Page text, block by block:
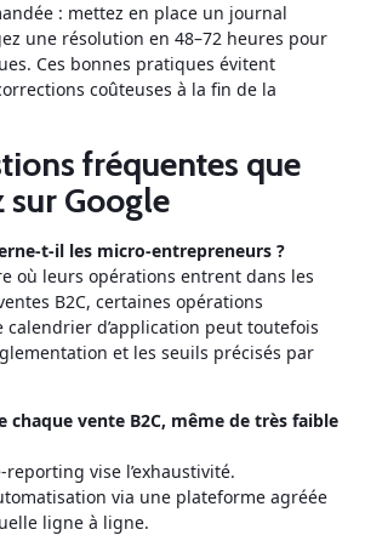
: mettez en place un journal
une résolution en 48–72 heures pour
Ces bonnes pratiques évitent
coûteuses à la fin de la
fréquentes que
sur Google
t-il les micro-entrepreneurs ?
où leurs opérations entrent dans les
B2C, certaines opérations
calendrier d’application peut toutefois
et les seuils précisés par
vente B2C, même de très faible
reporting vise l’exhaustivité.
via une plateforme agréée
ligne à ligne.